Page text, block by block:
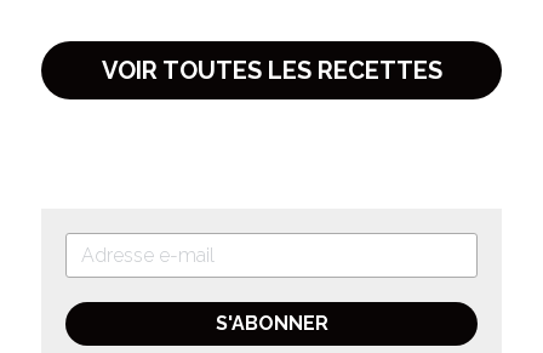
VOIR TOUTES LES RECETTES
S'ABONNER